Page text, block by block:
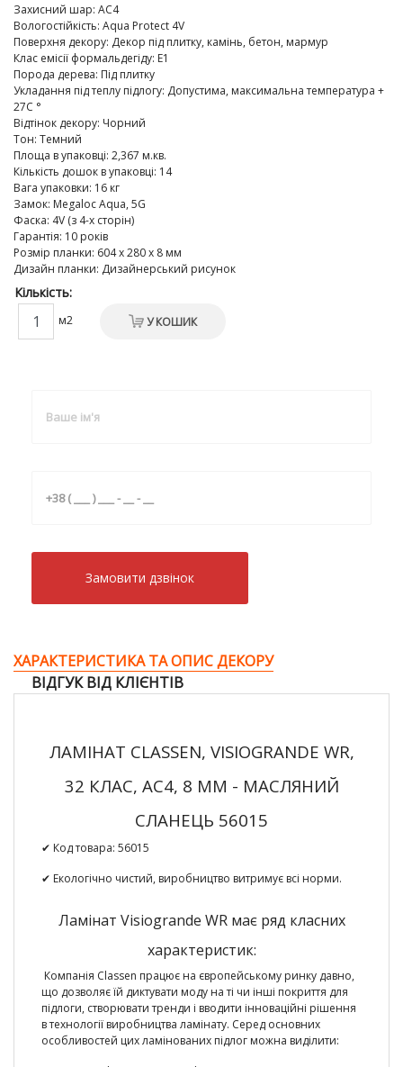
Захисний шар: AC4
Вологостійкість: Aqua Protect 4V
Поверхня декору: Декор під плитку, камінь, бетон, мармур
Клас емісії формальдегіду: E1
Порода дерева: Під плитку
Укладання під теплу підлогу: Допустима, максимальна температура +
27C °
Відтінок декору: Чорний
Тон: Темний
Площа в упаковці: 2,367 м.кв.
Кількість дошок в упаковці: 14
Вага упаковки: 16 кг
Замок: Megaloc Aqua, 5G
Фаска: 4V (з 4-х сторін)
Гарантія: 10 років
Розмір планки: 604 х 280 х 8 мм
Дизайн планки: Дизайнерський рисунок
Кількість:
м2 У КОШИК
Замовити дзвiнок
ХАРАКТЕРИСТИКА ТА ОПИС ДЕКОРУ
ВІДГУК ВІД КЛІЄНТІВ
ЛАМІНАТ CLASSEN, VISIOGRANDE WR,
32 КЛАС, AC4, 8 ММ - МАСЛЯНИЙ
СЛАНЕЦЬ 56015
✔ Код товара: 56015
✔ Екологічно чистий, виробництво витримує всі норми.
Ламінат Visiogrande WR має ряд класних
характеристик:
Компанія Classen працює на європейському ринку давно,
що дозволяє їй диктувати моду на ті чи інші покриття для
підлоги, створювати тренди і вводити інноваційні рішення
в технології виробництва ламінату. Серед основних
особливостей цих ламінованих підлог можна виділити: